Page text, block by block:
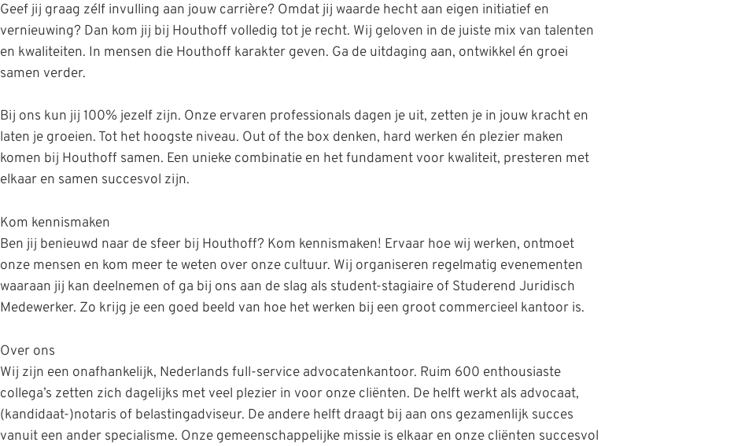
Geef jij graag zélf invulling aan jouw carrière? Omdat jij waarde hecht aan eigen initiatief en
vernieuwing? Dan kom jij bij Houthoff volledig tot je recht. Wij geloven in de juiste mix van talenten
en kwaliteiten. In mensen die Houthoff karakter geven. Ga de uitdaging aan, ontwikkel én groei
samen verder.
Bij ons kun jij 100% jezelf zijn. Onze ervaren professionals dagen je uit, zetten je in jouw kracht en
laten je groeien. Tot het hoogste niveau. Out of the box denken, hard werken én plezier maken
komen bij Houthoff samen. Een unieke combinatie en het fundament voor kwaliteit, presteren met
elkaar en samen succesvol zijn.
Kom kennismaken
Ben jij benieuwd naar de sfeer bij Houthoff? Kom kennismaken! Ervaar hoe wij werken, ontmoet
onze mensen en kom meer te weten over onze cultuur. Wij organiseren regelmatig evenementen
waaraan jij kan deelnemen of ga bij ons aan de slag als student-stagiaire of Studerend Juridisch
Medewerker. Zo krijg je een goed beeld van hoe het werken bij een groot commercieel kantoor is.
Over ons
Wij zijn een onafhankelijk, Nederlands full-service advocatenkantoor. Ruim 600 enthousiaste
collega’s zetten zich dagelijks met veel plezier in voor onze cliënten. De helft werkt als advocaat,
(kandidaat-)notaris of belastingadviseur. De andere helft draagt bij aan ons gezamenlijk succes
vanuit een ander specialisme. Onze gemeenschappelijke missie is elkaar en onze cliënten succesvol